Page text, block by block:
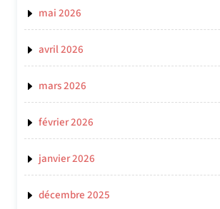
mai 2026
avril 2026
mars 2026
février 2026
janvier 2026
décembre 2025